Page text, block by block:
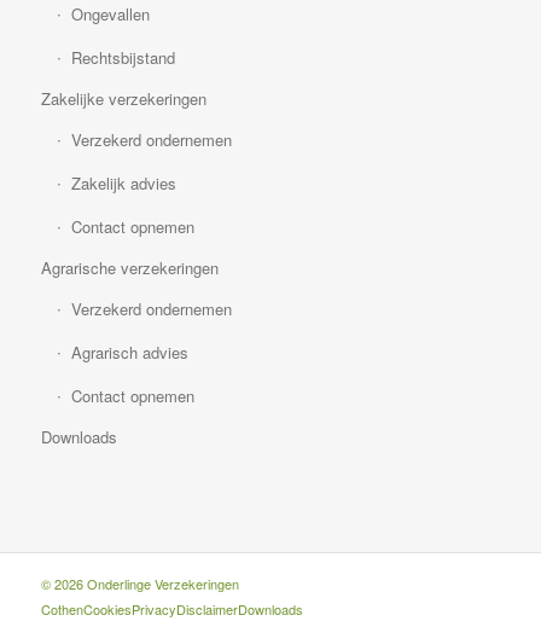
Ongevallen
Rechtsbijstand
Zakelijke verzekeringen
Verzekerd ondernemen
Zakelijk advies
Contact opnemen
Agrarische verzekeringen
Verzekerd ondernemen
Agrarisch advies
Contact opnemen
Downloads
© 2026 Onderlinge Verzekeringen
CothenCookiesPrivacyDisclaimerDownloads